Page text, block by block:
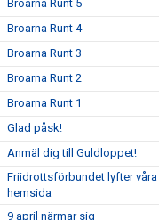
Broarna Runt 5
Broarna Runt 4
Broarna Runt 3
Broarna Runt 2
Broarna Runt 1
Glad påsk!
Anmäl dig till Guldloppet!
Friidrottsförbundet lyfter
hemsida
9 april närmar sig